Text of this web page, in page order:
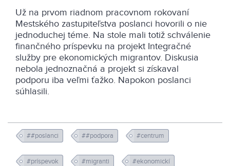
Už na prvom riadnom pracovnom rokovaní
Mestského zastupiteľstva poslanci hovorili o nie
jednoduchej téme. Na stole mali totiž schválenie
finančného príspevku na projekt Integračné
služby pre ekonomických migrantov. Diskusia
nebola jednoznačná a projekt si získaval
podporu iba veľmi ťažko. Napokon poslanci
súhlasili.
##poslanci ##podpora #centrum
#príspevok #migranti #ekonomickí